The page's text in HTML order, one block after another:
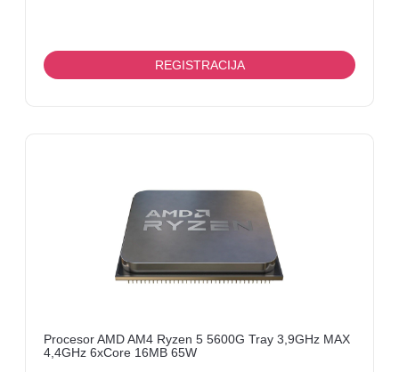
REGISTRACIJA
Procesor AMD AM4 Ryzen 5 5600G Tray 3,9GHz MAX
4,4GHz 6xCore 16MB 65W